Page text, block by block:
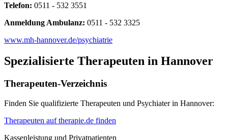
Telefon: 0511 - 532 3551
Anmeldung Ambulanz: 0511 - 532 3325
www.mh-hannover.de/psychiatrie
Spezialisierte Therapeuten in Hannover
Therapeuten-Verzeichnis
Finden Sie qualifizierte Therapeuten und Psychiater in Hannover:
Therapeuten auf therapie.de finden
Kassenleistung und Privatpatienten